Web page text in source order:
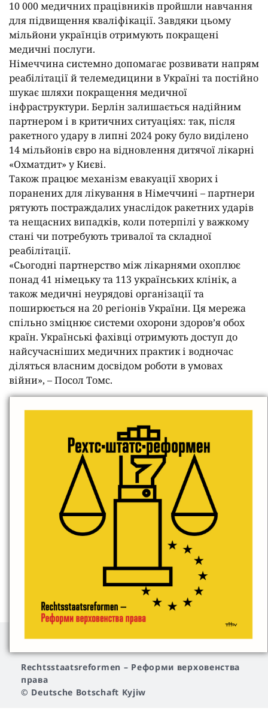
10 000 медичних працівників пройшли навчання
для підвищення кваліфікації. Завдяки цьому
мільйони українців отримують покращені
медичні послуги.
Німеччина системно допомагає розвивати напрям
реабілітації й телемедицини в Україні та постійно
шукає шляхи покращення медичної
інфраструктури. Берлін залишається надійним
партнером і в критичних ситуаціях: так, після
ракетного удару в липні 2024 року було виділено
14 мільйонів євро на відновлення дитячої лікарні
«Охматдит» у Києві.
Також працює механізм евакуації хворих і
поранених для лікування в Німеччині – партнери
рятують постраждалих унаслідок ракетних ударів
та нещасних випадків, коли потерпілі у важкому
стані чи потребують тривалої та складної
реабілітації.
«Сьогодні партнерство між лікарнями охоплює
понад 41 німецьку та 113 українських клінік, а
також медичні неурядові організації та
поширюється на 20 регіонів України. Ця мережа
спільно зміцнює системи охорони здоров’я обох
країн. Українські фахівці отримують доступ до
найсучасніших медичних практик і водночас
діляться власним досвідом роботи в умовах
війни», – Посол Томс.
Rechtsstaatsreformen – Реформи верховенства
права
© Deutsche Botschaft Kyjiw